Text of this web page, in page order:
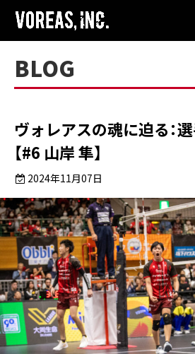
BLOG
ヴォレアスの魂に迫る：
【#6 山岸 隼】
2024年11月07日